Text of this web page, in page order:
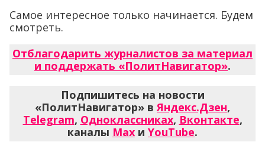
Самое интересное только начинается. Будем
смотреть.
Отблагодарить журналистов за материал
и поддержать «ПолитНавигатор».
Подпишитесь на новости
«ПолитНавигатор» вЯндекс.Дзен,
Telegram, Одноклассниках, Вконтакте,
каналы Max и YouTube.